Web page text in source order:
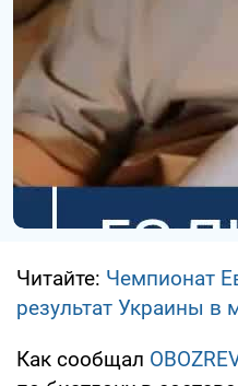
Читайте: Чемпионат
результат Украины в
Как сообщал